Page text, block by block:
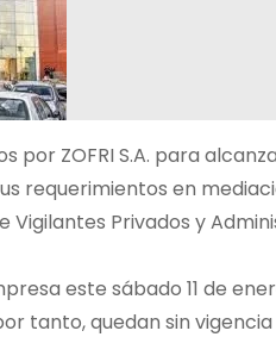
por ZOFRI S.A. para
requerimientos en
Vigilantes Privados y
este sábado 11 de
tanto, quedan sin